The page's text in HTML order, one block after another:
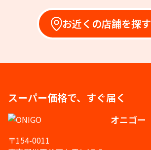
お近くの店舗を探す
スーパー価格で、すぐ届く
オニゴー
〒154-0011